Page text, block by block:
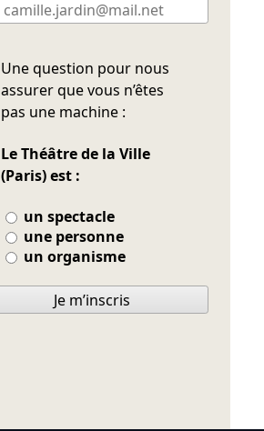
Une question pour nous
assurer que vous n’êtes
pas une machine :
Le Théâtre de la Ville
(Paris) est :
un spectacle
une personne
un organisme
Ne pas remplir
Je m’inscris